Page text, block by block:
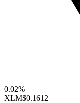
0.02%
XLM$0.1612